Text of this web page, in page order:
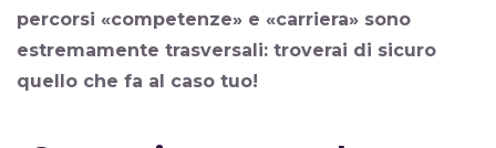
percorsi «competenze» e «carriera» sono
estremamente trasversali: troverai di sicuro
quello che fa al caso tuo!